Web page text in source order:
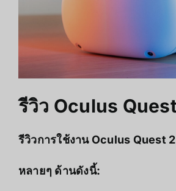
รีวิว Oculus
รีวิวการใช้งาน Oculus Quest
หลายๆ ด้านดังนี้: